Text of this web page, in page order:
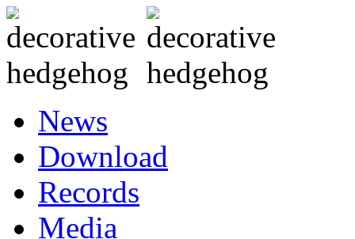
News
Download
Records
Media